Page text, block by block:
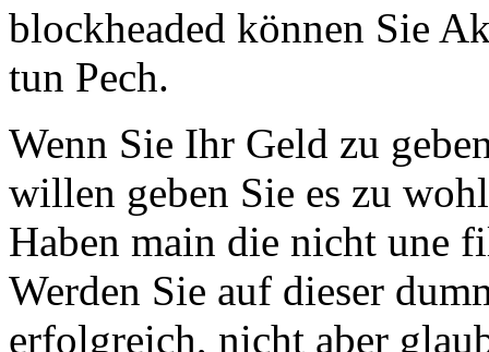
blockheaded können Sie
tun Pech.
Wenn Sie Ihr Geld zu
willen geben Sie es zu
Haben main die nicht une
Werden Sie auf dieser
erfolgreich, nicht aber